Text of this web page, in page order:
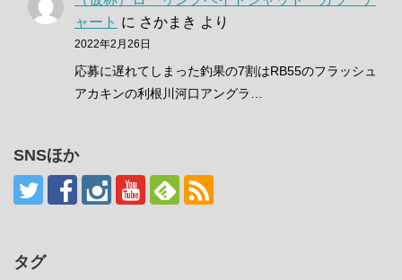
ャート に さかまき より
2022年2月26日
応募に遅れてしまった釣果の7割はRB55のフラッシュ
アカキンの利根川河口アングラ…
SNSほか
タグ